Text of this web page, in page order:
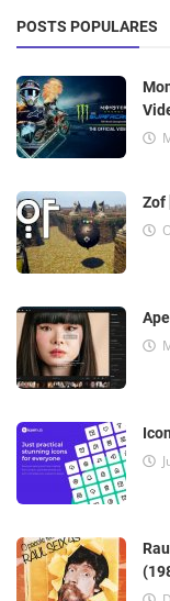
POSTS POPULARES
Zof